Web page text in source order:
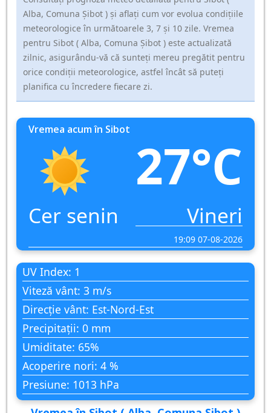
Alba, Comuna Şibot ) și aflați cum vor evolua condițiile
meteorologice în următoarele 3, 7 și 10 zile. Vremea
pentru Sibot ( Alba, Comuna Şibot ) este actualizată
zilnic, asigurându-vă că sunteți mereu pregătit pentru
orice condiții meteorologice, astfel încât să puteți
planifica cu încredere fiecare zi.
Vremea acum în Sibot
27°C
Cer senin Vineri
19:09 07-08-2026
UV Index: 1
Viteză vânt: 3 m/s
Direcție vânt: Est-Nord-Est
Precipitații: 0 mm
Umiditate: 65%
Acoperire nori: 4 %
Presiune: 1013 hPa